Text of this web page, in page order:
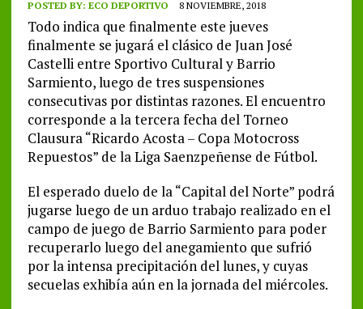
POSTED BY: ECO DEPORTIVO 8 NOVIEMBRE, 2018
Todo indica que finalmente este jueves
finalmente se jugará el clásico de Juan José
Castelli entre Sportivo Cultural y Barrio
Sarmiento, luego de tres suspensiones
consecutivas por distintas razones. El encuentro
corresponde a la tercera fecha del Torneo
Clausura “Ricardo Acosta – Copa Motocross
Repuestos” de la Liga Saenzpeñense de Fútbol.
El esperado duelo de la “Capital del Norte” podrá
jugarse luego de un arduo trabajo realizado en el
campo de juego de Barrio Sarmiento para poder
recuperarlo luego del anegamiento que sufrió
por la intensa precipitación del lunes, y cuyas
secuelas exhibía aún en la jornada del miércoles.